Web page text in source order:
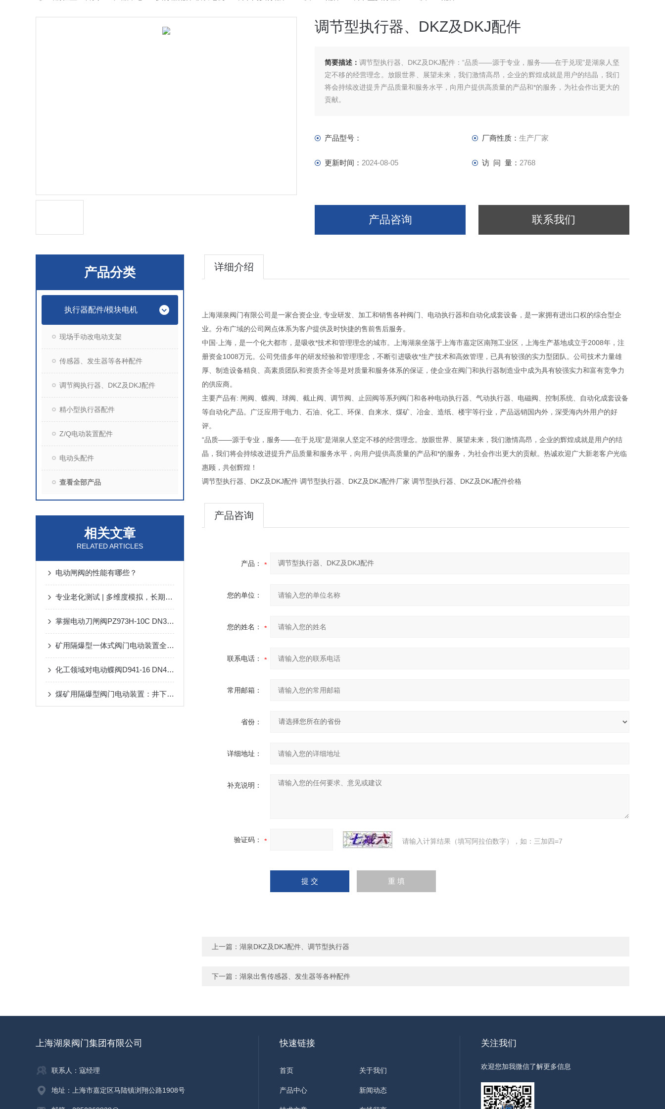
调节型执行器、DKZ及DKJ配件
简要描述： 调节型执行器、DKZ及DKJ配件：“品质——源于专业，服务——在于兑现"是湖泉人坚
定不移的经营理念。放眼世界、展望未来，我们激情高昂，企业的辉煌成就是用户的结晶，我们
将会持续改进提升产品质量和服务水平，向用户提供高质量的产品和*的服务，为社会作出更大的
贡献。
产品型号： 厂商性质： 生产厂家
更新时间： 2024-08-05 访 问 量： 2768
产品咨询 联系我们
产品分类
执行器配件/模块电机
现场手动改电动支架
传感器、发生器等各种配件
调节阀执行器、DKZ及DKJ配件
精小型执行器配件
Z/Q电动装置配件
电动头配件
查看全部产品
相关文章
RELATED ARTICLES
电动闸阀的性能有哪些？
专业老化测试 | 多维度模拟，长期稳定运行
掌握电动刀闸阀PZ973H-10C DN300的关键性能指标
矿用隔爆型一体式阀门电动装置全生命周期管理要点
化工领域对电动蝶阀D941-16 DN400的依赖与需求
煤矿用隔爆型阀门电动装置：井下流体控制的“防爆卫士”
详细介绍
上海湖泉阀门有限公司是一家合资企业, 专业研发、加工和销售各种阀门、电动执行器和自动化成套设备，是一家拥有进出口权的综合型企
业。分布广域的公司网点体系为客户提供及时快捷的售前售后服务。
中国·上海，是一个化大都市，是吸收*技术和管理理念的城市。上海湖泉坐落于上海市嘉定区南翔工业区，上海生产基地成立于2008年，注
册资金1008万元。公司凭借多年的研发经验和管理理念，不断引进吸收*生产技术和高效管理，已具有较强的实力型团队。公司技术力量雄
厚、制造设备精良、高素质团队和资质齐全等是对质量和服务体系的保证，使企业在阀门和执行器制造业中成为具有较强实力和富有竞争力
的供应商。
主要产品有: 闸阀、蝶阀、球阀、截止阀、调节阀、止回阀等系列阀门和各种电动执行器、气动执行器、电磁阀、控制系统、自动化成套设备
等自动化产品。广泛应用于电力、石油、化工、环保、自来水、煤矿、冶金、造纸、楼宇等行业，产品远销国内外，深受海内外用户的好
评。
“品质——源于专业，服务——在于兑现”是湖泉人坚定不移的经营理念。放眼世界、展望未来，我们激情高昂，企业的辉煌成就是用户的结
晶，我们将会持续改进提升产品质量和服务水平，向用户提供高质量的产品和*的服务，为社会作出更大的贡献。热诚欢迎广大新老客户光临
惠顾，共创辉煌！
调节型执行器、DKZ及DKJ配件 调节型执行器、DKZ及DKJ配件厂家 调节型执行器、DKZ及DKJ配件价格
产品咨询
产品：
您的单位：
您的姓名：
联系电话：
常用邮箱：
省份：
详细地址：
补充说明：
验证码： 请输入计算结果（填写阿拉伯数字），如：三加四=7
上一篇： 湖泉DKZ及DKJ配件、调节型执行器
下一篇： 湖泉出售传感器、发生器等各种配件
上海湖泉阀门集团有限公司
联系人：寇经理
地址：上海市嘉定区马陆镇浏翔公路1908号
快速链接
首页 关于我们
产品中心 新闻动态
关注我们
欢迎您加我微信了解更多信息